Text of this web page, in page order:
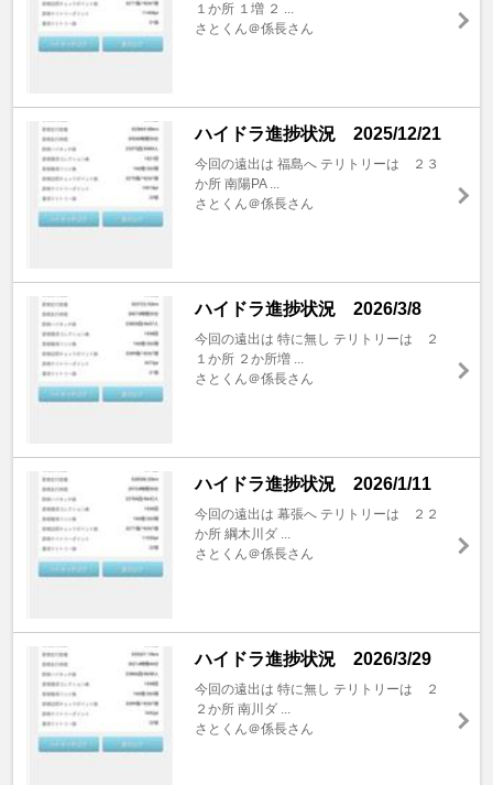
１か所 １増 ２ ...
さとくん＠係長さん
ハイドラ進捗状況 2025/12/21
今回の遠出は 福島へ テリトリーは ２３
か所 南陽PA ...
さとくん＠係長さん
ハイドラ進捗状況 2026/3/8
今回の遠出は 特に無し テリトリーは ２
１か所 ２か所増 ...
さとくん＠係長さん
ハイドラ進捗状況 2026/1/11
今回の遠出は 幕張へ テリトリーは ２２
か所 綱木川ダ ...
さとくん＠係長さん
ハイドラ進捗状況 2026/3/29
今回の遠出は 特に無し テリトリーは ２
２か所 南川ダ ...
さとくん＠係長さん